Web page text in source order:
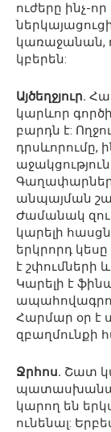
ուժերը ինչ-
կառաջանան,
կբերեն:
Այծեղջյուր.
կարևոր
բարդն է:
դրսևորումը,
անպայման
Ժամանակ
կարելի
երկրորդ
է շփումների
Կարելի է
Հարմար օր է
զբաղմունքի
Ջրհոս. Շատ
կարող են
ունենալ: